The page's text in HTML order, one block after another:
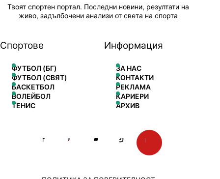
Твоят спортен портал. Последни новини, резултати на
живо, задълбочени анализи от света на спорта
Спортове
ФУТБОЛ (БГ)
ФУТБОЛ (СВЯТ)
БАСКЕТБОЛ
ВОЛЕЙБОЛ
ТЕНИС
Информация
ЗА НАС
КОНТАКТИ
РЕКЛАМА
КАРИЕРИ
АРХИВ